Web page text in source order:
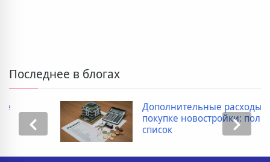
Последнее в блогах
Дополнительные расходы при
покупке новостройки: полный
список